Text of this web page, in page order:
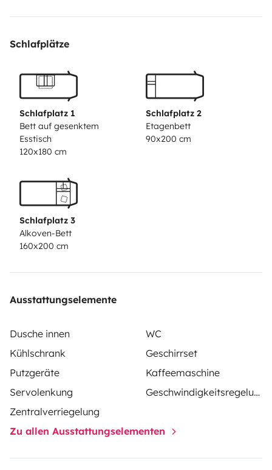
Climatisation cabine et cellule (220V). Table et chaises
Nécessaire d'entretien. Ménage intérieur ,extérieur ,
vidange des eaux usées , des toilettes , niveau et
pression des pneus pas fait au retour 100€ .
Schlafplätze
Schlafplatz 1
Bett auf gesenktem
Esstisch
120x180 cm
Schlafplatz 2
Etagenbett
90x200 cm
Schlafplatz 3
Alkoven-Bett
160x200 cm
Ausstattungselemente
Dusche innen
WC
Kühlschrank
Geschirrset
Putzgeräte
Kaffeemaschine
Servolenkung
Geschwindigkeitsregelung
Zentralverriegelung
Zu allen Ausstattungselementen